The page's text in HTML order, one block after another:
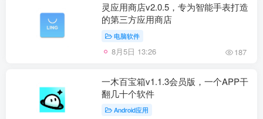
灵应用商店v2.0.5，专为智能手表打造
的第三方应用商店
电脑软件
8月5日 13:26 187
一木百宝箱v1.1.3会员版，一个APP干
翻几十个软件
Android应用